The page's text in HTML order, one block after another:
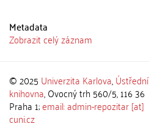
Metadata
Zobrazit celý záznam
© 2025 Univerzita Karlova,Ústřední
knihovna, Ovocný trh 560/5, 116 36
Praha 1;email: admin-repozitar [at]
cuni.cz